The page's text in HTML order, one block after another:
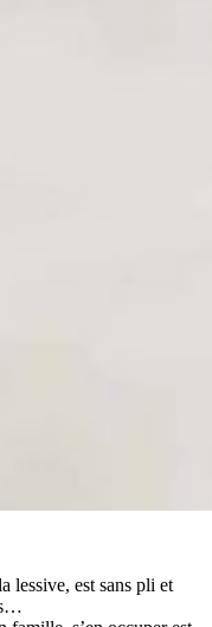
lessive, est sans pli et